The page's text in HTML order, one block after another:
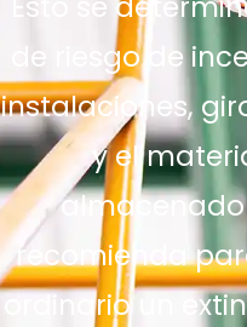
de riesgo de
instalaciones,
y el
almacenado
recomienda
ordinario un